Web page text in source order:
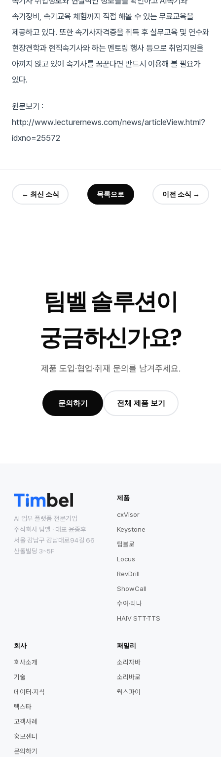
속기장비, 속기교육 체험까지 직접 해볼 수 있는 무료교육을
제공하고 있다. 또한 속기사자격증을 취득 후 실무교육 및 연수와
현장견학과 현직속기사와 하는 멘토링 행사 등으로 취업지원을
아끼지 않고 있어 속기사를 꿈꾼다면 반드시 이용해 볼 필요가
있다.
원문보기 :
http://www.lecturernews.com/news/articleView.html?
idxno=25572
← 최신 소식 목록으로 이전 소식 →
팀벨 솔루션이
궁금하신가요?
제품 도입·협업·취재 문의를 남겨주세요.
문의하기 전체 제품 보기
AI 업무 플랫폼 전문기업
주식회사 팀벨 · 대표 윤종후
서울 강남구 강남대로94길 66
산돌빌딩 3~5F
제품
cxVisor
Keystone
팀블로
Locus
RevDrill
ShowCall
수어·리나
HAIV STT·TTS
회사
회사소개
기술
데이터·지식
텍스타
고객사례
홍보센터
문의하기
패밀리
소리자바
소리바로
웍스파이